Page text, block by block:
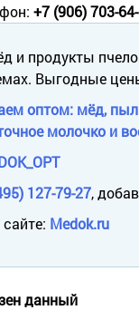
+7 (906) 703-
и продукты
Выгодные
оптом: мёд,
молочко и
127-79-27,
Medok.ru
данный